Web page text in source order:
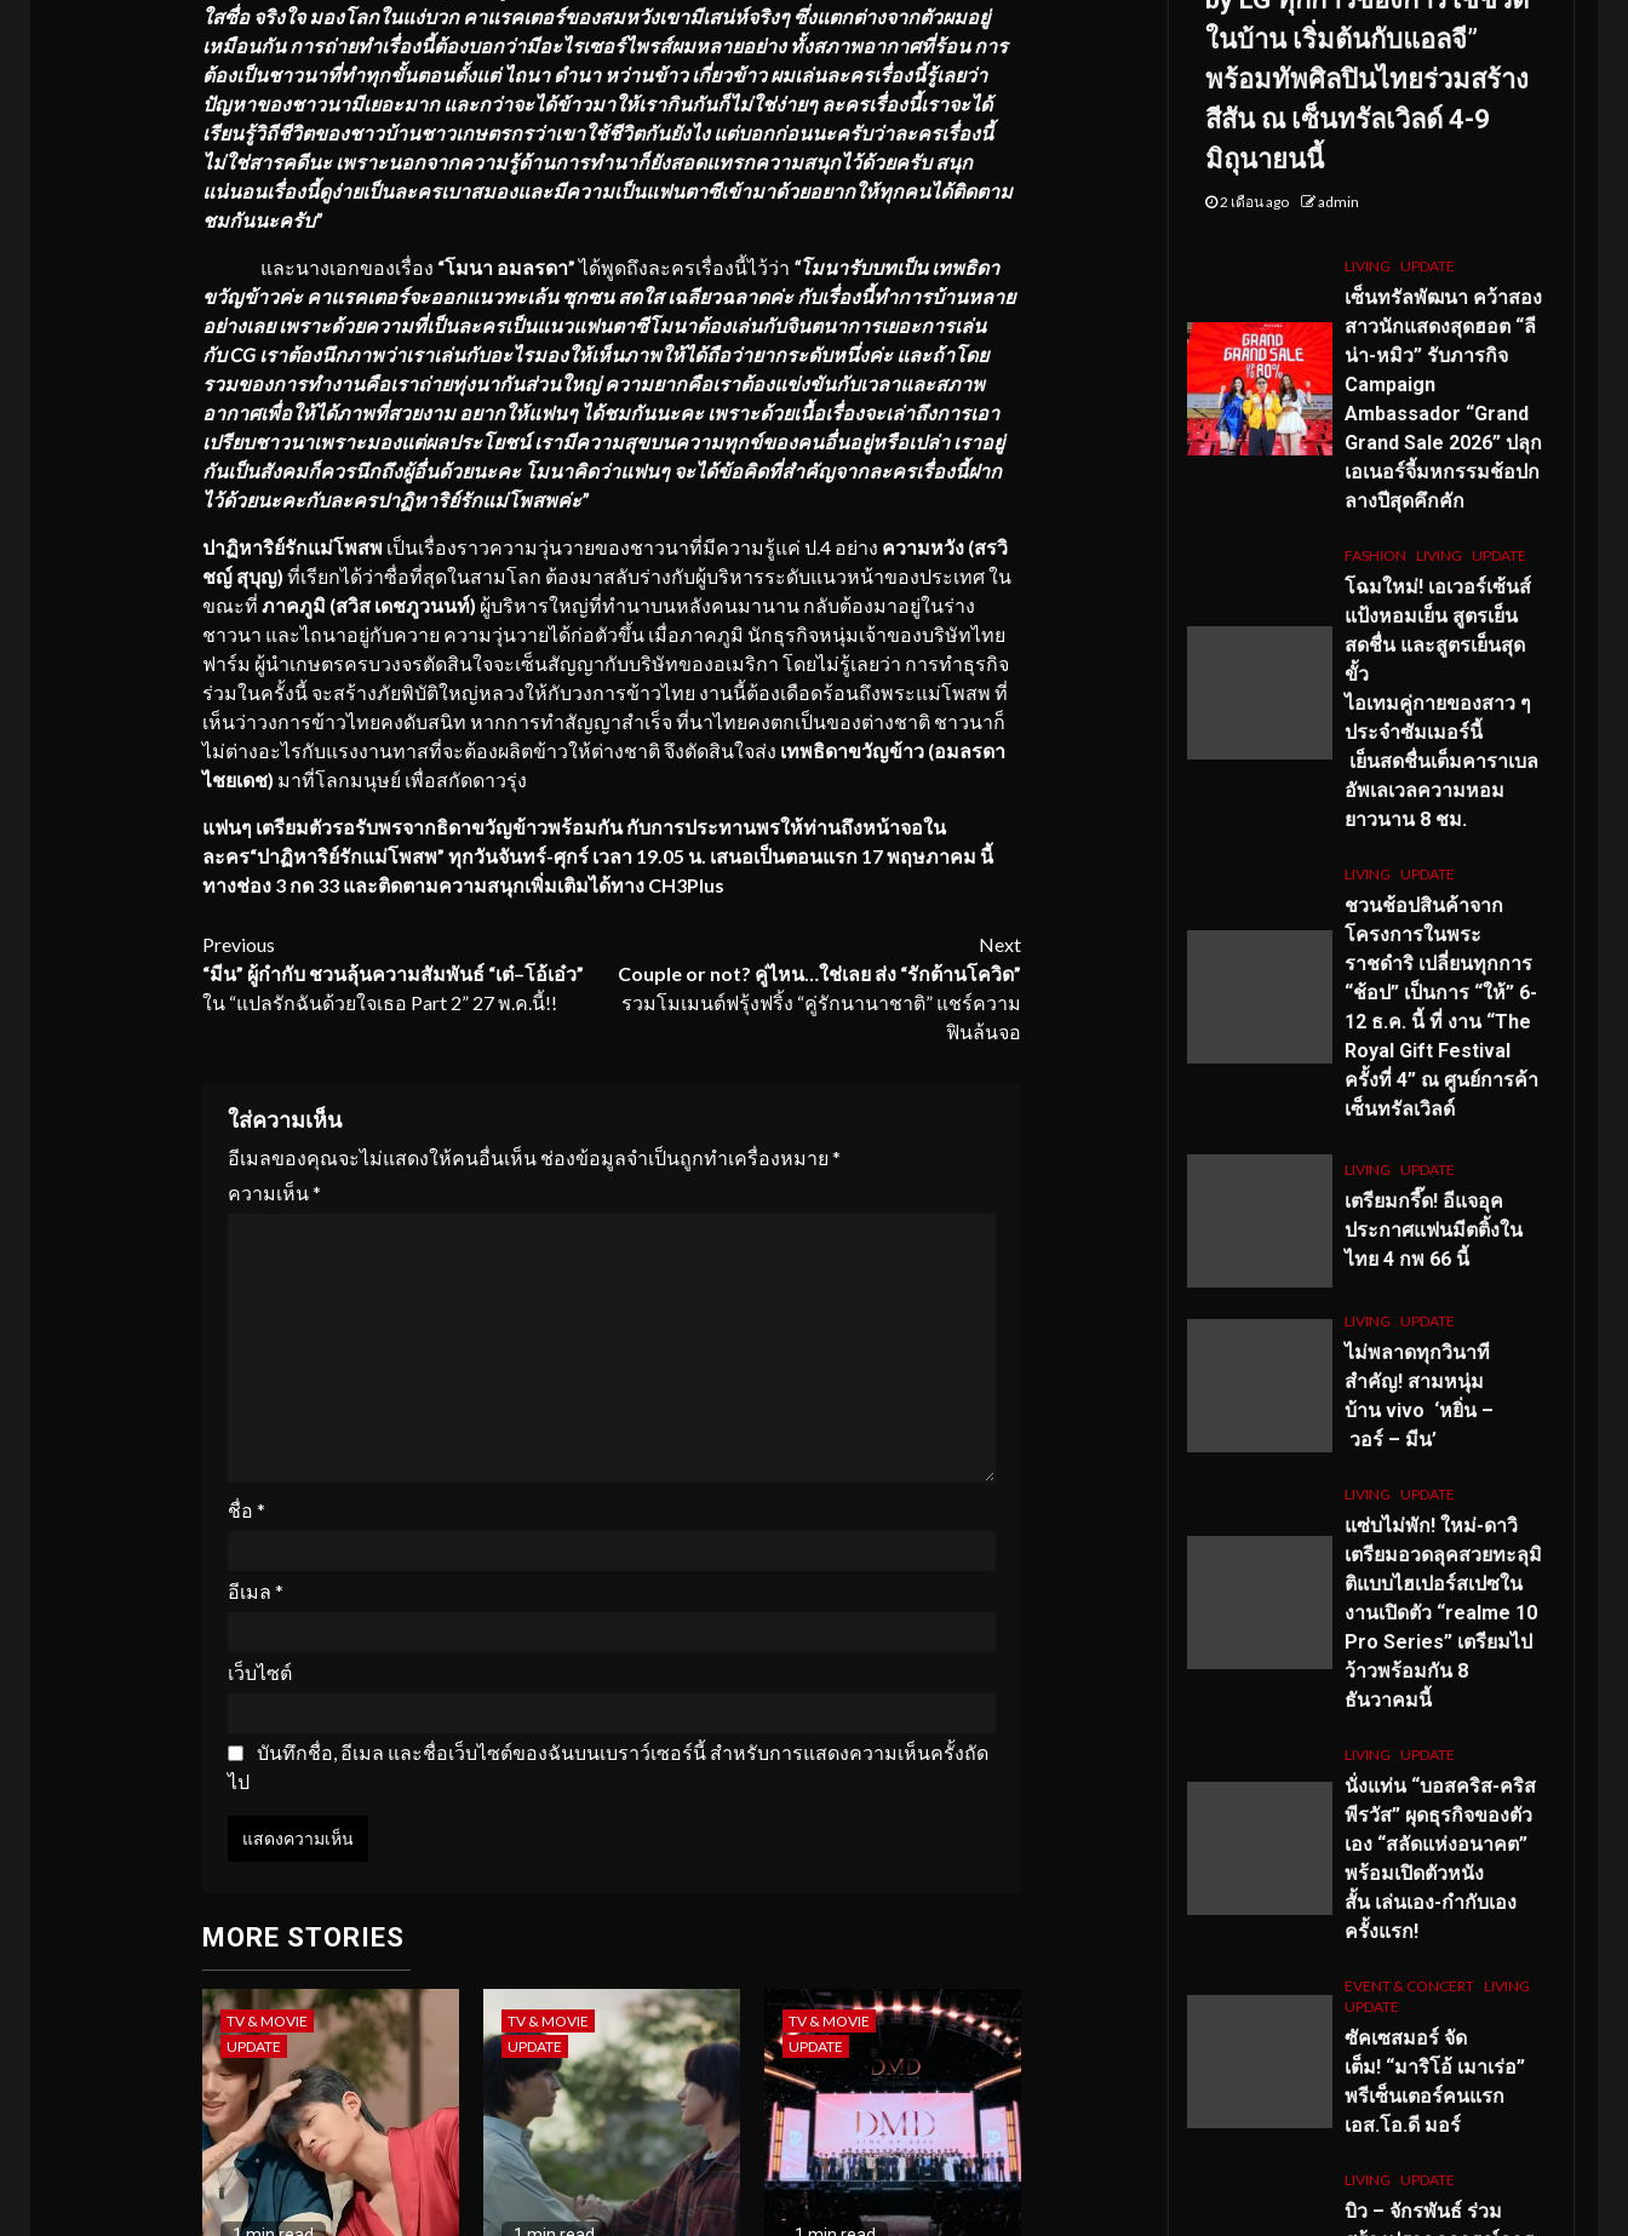
ใสซื่อ จริงใจ มองโลกในแง่บวก คาแรคเตอร์ของสมหวังเขามีเสน่ห์จริงๆ ซึ่งแตกต่างจากตัวผมอยู่
เหมือนกัน การถ่ายทำเรื่องนี้ต้องบอกว่ามีอะไรเซอร์ไพรส์ผมหลายอย่าง ทั้งสภาพอากาศที่ร้อน การ
ต้องเป็นชาวนาที่ทำทุกขั้นตอนตั้งแต่ ไถนา ดำนา หว่านข้าว เกี่ยวข้าว ผมเล่นละครเรื่องนี้รู้เลยว่า
ปัญหาของชาวนามีเยอะมาก และกว่าจะได้ข้าวมาให้เรากินกันก็ไม่ใช่ง่ายๆ ละครเรื่องนี้เราจะได้
เรียนรู้วิถีชีวิตของชาวบ้านชาวเกษตรกรว่าเขาใช้ชีวิตกันยังไง แต่บอกก่อนนะครับว่าละครเรื่องนี้
ไม่ใช่สารคดีนะ เพราะนอกจากความรู้ด้านการทำนาก็ยังสอดแทรกความสนุกไว้ด้วยครับ สนุก
แน่นอนเรื่องนี้ดูง่ายเป็นละครเบาสมองและมีความเป็นแฟนตาซีเข้ามาด้วยอยากให้ทุกคนได้ติดตาม
ชมกันนะครับ”
และนางเอกของเรื่อง “โมนา อมลรดา”ได้พูดถึงละครเรื่องนี้ไว้ว่า “โมนารับบทเป็น เทพธิดา
ขวัญข้าวค่ะ คาแรคเตอร์จะออกแนวทะเล้น ซุกซน สดใส เฉลียวฉลาดค่ะ กับเรื่องนี้ทำการบ้านหลาย
อย่างเลย เพราะด้วยความที่เป็นละครเป็นแนวแฟนตาซีโมนาต้องเล่นกับจินตนาการเยอะการเล่น
กับCG เราต้องนึกภาพว่าเราเล่นกับอะไรมองให้เห็นภาพให้ได้ถือว่ายากระดับหนึ่งค่ะ และถ้าโดย
รวมของการทำงานคือเราถ่ายทุ่งนากันส่วนใหญ่ ความยากคือเราต้องแข่งขันกับเวลาและสภาพ
อากาศเพื่อให้ได้ภาพที่สวยงาม อยากให้แฟนๆ ได้ชมกันนะคะ เพราะด้วยเนื้อเรื่องจะเล่าถึงการเอา
เปรียบชาวนาเพราะมองแต่ผลประโยชน์ เรามีความสุขบนความทุกข์ของคนอื่นอยู่หรือเปล่า เราอยู่
กันเป็นสังคมก็ควรนึกถึงผู้อื่นด้วยนะคะ โมนาคิดว่าแฟนๆ จะได้ข้อคิดที่สำคัญจากละครเรื่องนี้ฝาก
ไว้ด้วยนะคะกับละครปาฏิหาริย์รักแม่โพสพค่ะ”
ปาฏิหาริย์รักแม่โพสพ เป็นเรื่องราวความวุ่นวายของชาวนาที่มีความรู้แค่ ป.4 อย่าง ความหวัง (สรวิ
ชญ์ สุบุญ) ที่เรียกได้ว่าซื่อที่สุดในสามโลก ต้องมาสลับร่างกับผู้บริหารระดับแนวหน้าของประเทศ ใน
ขณะที่ ภาคภูมิ (สวิส เดชภูวนนท์) ผู้บริหารใหญ่ที่ทำนาบนหลังคนมานาน กลับต้องมาอยู่ในร่าง
ชาวนา และไถนาอยู่กับควาย ความวุ่นวายได้ก่อตัวขึ้น เมื่อภาคภูมิ นักธุรกิจหนุ่มเจ้าของบริษัทไทย
ฟาร์ม ผู้นำเกษตรครบวงจรตัดสินใจจะเซ็นสัญญากับบริษัทของอเมริกา โดยไม่รู้เลยว่า การทำธุรกิจ
ร่วมในครั้งนี้ จะสร้างภัยพิบัติใหญ่หลวงให้กับวงการข้าวไทย งานนี้ต้องเดือดร้อนถึงพระแม่โพสพ ที่
เห็นว่าวงการข้าวไทยคงดับสนิท หากการทำสัญญาสำเร็จ ที่นาไทยคงตกเป็นของต่างชาติ ชาวนาก็
ไม่ต่างอะไรกับแรงงานทาสที่จะต้องผลิตข้าวให้ต่างชาติ จึงตัดสินใจส่ง เทพธิดาขวัญข้าว (อมลรดา
ไชยเดช) มาที่โลกมนุษย์ เพื่อสกัดดาวรุ่ง
แฟนๆ เตรียมตัวรอรับพรจากธิดาขวัญข้าวพร้อมกัน กับการประทานพรให้ท่านถึงหน้าจอใน
ละคร“ปาฏิหาริย์รักแม่โพสพ” ทุกวันจันทร์-ศุกร์ เวลา 19.05 น. เสนอเป็นตอนแรก 17 พฤษภาคม นี้
ทางช่อง 3 กด 33 และติดตามความสนุกเพิ่มเติมได้ทาง CH3Plus
Continue
Reading
Previous
“มีน” ผู้กำกับ ชวนลุ้นความสัมพันธ์ “เต–โอ้เอ๋ว”
ใน “แปลรักฉันด้วยใจเธอ Part 2” 27 พ.ค.นี้!!
Next
Couple or not? คู่ไหน…ใช่เลย ส่ง “รักต้านโควิด”
รวมโมเมนต์ฟรุ้งฟริ้ง “คู่รักนานาชาติ” แชร์ความ
ฟินล้นจอ
ใส่ความเห็น
อีเมลของคุณจะไม่แสดงให้คนอื่นเห็น ช่องข้อมูลจำเป็นถูกทำเครื่องหมาย *
ความเห็น*
ชื่อ *
อีเมล *
เว็บไซต์
บันทึกชื่อ, อีเมล และชื่อเว็บไซต์ของฉันบนเบราว์เซอร์นี้ สำหรับการแสดงความเห็นครั้งถัด
ไป
MORE STORIES
TV & MOVIE
UPDATE
TV & MOVIE
UPDATE
TV & MOVIE
UPDATE
ในบ้าน เริ่มต้นกับแอลจี”
พร้อมทัพศิลปินไทยร่วมสร้าง
สีสัน ณ เซ็นทรัลเวิลด์ 4-9
มิถุนายนนี้
2 เดือน ago admin
LIVING UPDATE
เซ็นทรัลพัฒนา คว้าสอง
สาวนักแสดงสุดฮอต “ลี
น่า-หมิว” รับภารกิจ
Campaign
Ambassador “Grand
Grand Sale 2026” ปลุก
เอเนอร์จี้มหกรรมช้อปก
ลางปีสุดคึกคัก
FASHION LIVING UPDATE
โฉมใหม่! เอเวอร์เซ้นส์
แป้งหอมเย็น สูตรเย็น
สดชื่น และสูตรเย็นสุด
ขั้ว
ไอเทมคู่กายของสาว ๆ
ประจำซัมเมอร์นี้
เย็นสดชื่นเต็มคาราเบล
อัพเลเวลความหอม
ยาวนาน 8 ชม.
LIVING UPDATE
ชวนช้อปสินค้าจาก
โครงการในพระ
ราชดำริ เปลี่ยนทุกการ
“ช้อป” เป็นการ “ให้” 6-
12 ธ.ค. นี้ ที่ งาน “The
Royal Gift Festival
ครั้งที่ 4” ณ ศูนย์การค้า
เซ็นทรัลเวิลด์
LIVING UPDATE
เตรียมกรี๊ด! อีแจอุค
ประกาศแฟนมีตติ้งใน
ไทย 4 กพ 66 นี้
LIVING UPDATE
ไม่พลาดทุกวินาที
สำคัญ! สามหนุ่ม
บ้าน vivo ‘หยิ่น –
วอร์ – มีน’
LIVING UPDATE
แซ่บไม่พัก! ใหม่-ดาวิ
เตรียมอวดลุคสวยทะลุมิ
ติแบบไฮเปอร์สเปซใน
งานเปิดตัว “realme 10
Pro Series” เตรียมไป
ว้าวพร้อมกัน 8
ธันวาคมนี้
LIVING UPDATE
นั่งแท่น “บอสคริส-คริส
พีรวัส” ผุดธุรกิจของตัว
เอง “สลัดแห่งอนาคต”
พร้อมเปิดตัวหนัง
สั้น เล่นเอง-กำกับเอง
ครั้งแรก!
EVENT & CONCERT LIVING
UPDATE
ซัคเซสมอร์ จัด
เต็ม! “มาริโอ้ เมาเร่อ”
พรีเซ็นเตอร์คนแรก
เอส.โอ.ดี มอร์
LIVING UPDATE
บิว – จักรพันธ์ ร่วม